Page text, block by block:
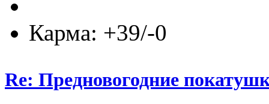
Карма: +39/-0
Re: Предновогодние